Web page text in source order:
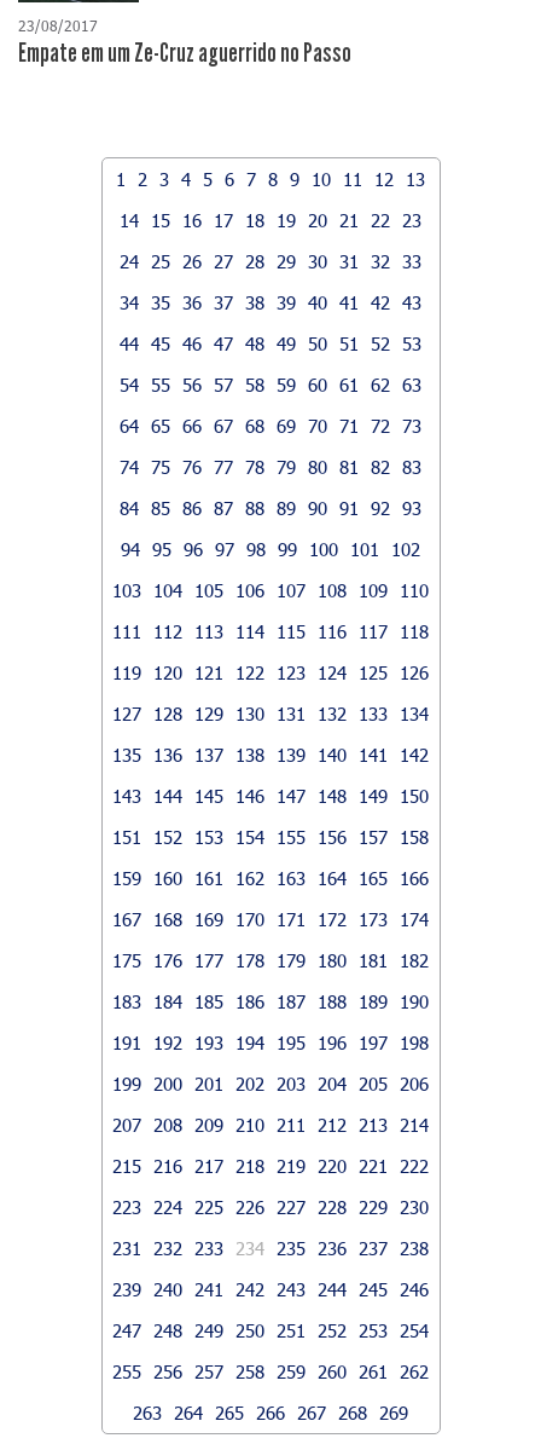
23/08/2017
Empate em um Ze-Cruz aguerrido no Passo
1 2 3 4 5 6 7 8 9 10 11 12
13
14
15 16 17 18 19 20 21 22
23
24
25 26 27 28 29 30 31 32
33
34 35 36 37 38 39 40 41 42
43
44 45 46 47 48 49 50 51 52
53
54 55 56 57 58 59 60 61 62
63
64 65 66 67 68 69 70 71 72
73
74 75 76 77 78 79 80 81 82
83
84 85 86 87 88 89 90 91 92
93
94 95 96 97 98 99 100 101
102
103
104 105 106 107 108 109
110
111
112 113 114 115 116 117
118
119
120 121 122 123 124 125
126
127
128 129 130 131 132 133
134
135
136 137 138 139 140 141
142
143
144 145 146 147 148 149
150
151
152 153 154 155 156 157
158
159
160 161 162 163 164 165
166
167
168 169 170 171 172 173
174
175
176 177 178 179 180 181
182
183
184 185 186 187 188 189
190
191
192 193 194 195 196 197
198
199
200 201 202 203 204 205
206
207
208 209 210 211 212 213
214
215
216 217 218 219 220 221
222
223
224 225 226 227 228 229
230
231
232 233 234 235 236 237
238
239
240 241 242 243 244 245
246
247
248 249 250 251 252 253
254
255
256 257 258 259 260 261
262
263
264 265 266 267 268 269